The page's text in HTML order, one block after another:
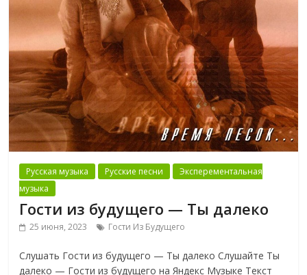
Русская музыка Русские песни
Эксперементальная
музыка
Гости из будущего — Ты далеко
25 июня, 2023 Гости Из Будущего
Слушать Гости из будущего — Ты далеко Слушайте Ты
далеко — Гости из будущего на Яндекс Музыке Текст